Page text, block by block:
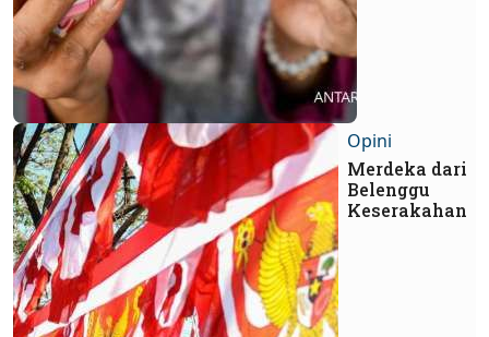
Opini
Merdeka dari
Belenggu
Keserakahan